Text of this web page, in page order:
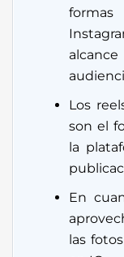
Los
son el
la
En
las